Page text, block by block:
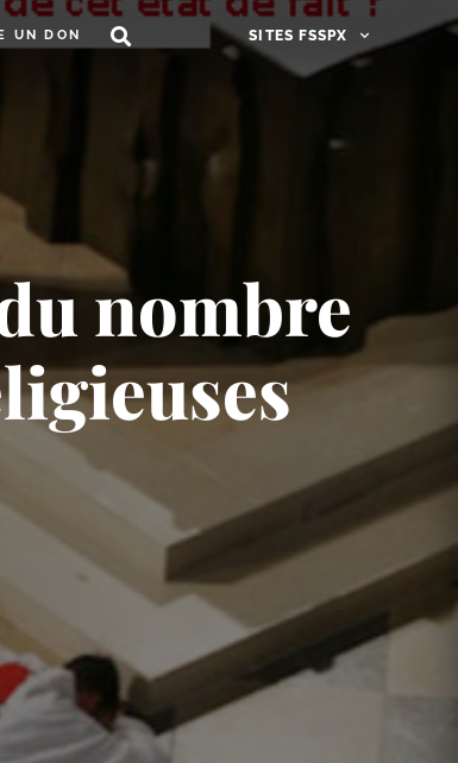
UN DON SITES FSSPX
nombre